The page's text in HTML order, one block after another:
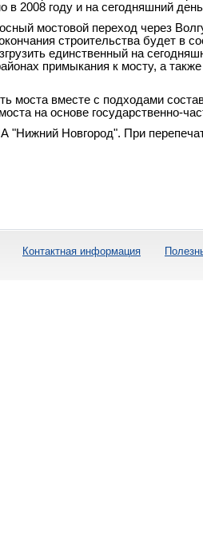
в 2008 году и на сегодняшний
мостовой переход через
строительства будет в
единственный на
примыкания к мосту, а
моста вместе с подходами
на основе государственно-
"Нижний Новгород". При
Контактная информация